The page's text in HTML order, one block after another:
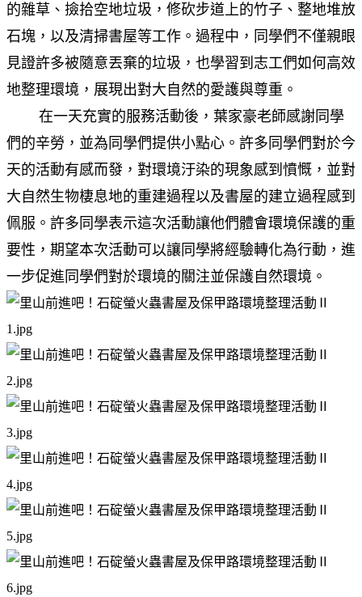
的雜草、撿拾空地垃圾，修砍步道上的竹子、整地堆放
石塊，以及清掃書屋等工作。過程中，同學們不僅親眼
見證許多被隨意丟棄的垃圾，也學習到志工們如何高效
地整理環境，展現出對大自然的愛護與尊重。
在一天充實的服務活動後，葉家豪老師感謝同學
們的辛勞，並為同學們提供小點心。許多同學們對於今
天的活動有感而發，對環境汙染的現象感到憤慨，並對
大自然生物棲息地的重建過程以及書屋的建立過程感到
佩服。許多同學表示這次活動讓他們體會環境保護的重
要性，期望本次活動可以讓同學將經驗轉化為行動，進
一步促進同學們對於環境的關注並保護自然環境。